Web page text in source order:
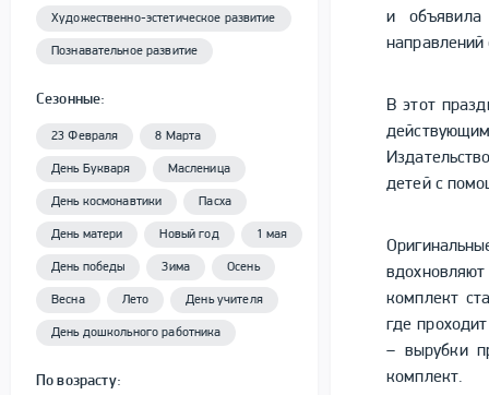
Художественно-эстетическое развитие
Познавательное развитие
Сезонные:
23 Февраля 8 Марта
День Букваря Масленица
День космонавтики Пасха
День матери Новый год 1 мая
День победы Зима Осень
Весна Лето День учителя
День дошкольного работника
По возрасту:
и
направлений
В этот
детей с
комплект
где
– вырубки
комплект.